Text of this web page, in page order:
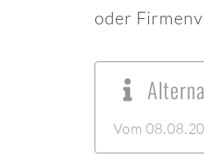
oder
Vom